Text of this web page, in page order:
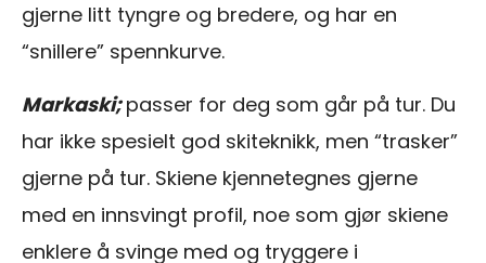
gjerne litt tyngre og bredere, og har en
“snillere” spennkurve.
Markaski;passer for deg som går på tur. Du
har ikke spesielt god skiteknikk, men “trasker”
gjerne på tur. Skiene kjennetegnes gjerne
med en innsvingt profil, noe som gjør skiene
enklere å svinge med og tryggere i